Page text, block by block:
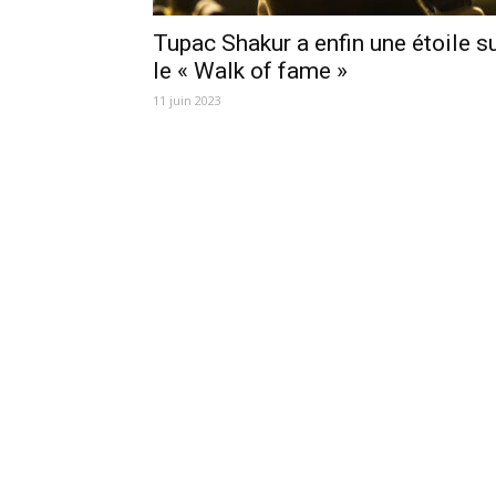
Tupac Shakur a enfin une étoile
le « Walk of fame »
11 juin 2023